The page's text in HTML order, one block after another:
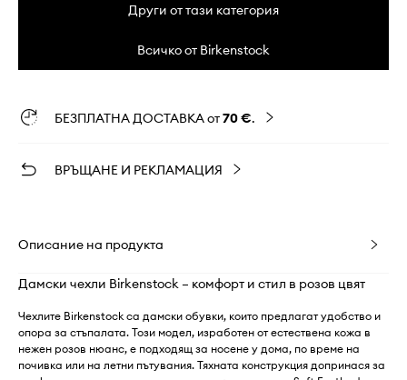
Други от тази категория
Всичко от Birkenstock
БЕЗПЛАТНА ДОСТАВКА от70 €.
ВРЪЩАНЕ И РЕКЛАМАЦИЯ
Описание на продукта
Дамски чехли Birkenstock – комфорт и стил в розов цвят
Чехлите Birkenstock са дамски обувки, които предлагат удобство и
опора за стъпалата. Този модел, изработен от естествена кожа в
нежен розов нюанс, е подходящ за носене у дома, по време на
почивка или на летни пътувания. Тяхната конструкция допринася за